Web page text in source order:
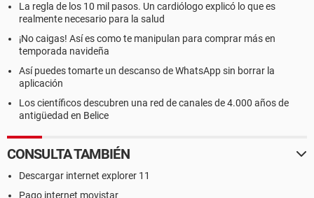
La regla de los 10 mil pasos. Un cardiólogo explicó lo que es
realmente necesario para la salud
¡No caigas! Así es como te manipulan para comprar más en
temporada navideña
Así puedes tomarte un descanso de WhatsApp sin borrar la
aplicación
Los científicos descubren una red de canales de 4.000 años de
antigüedad en Belice
CONSULTA TAMBIÉN
Descargar internet explorer 11
Pago internet movistar